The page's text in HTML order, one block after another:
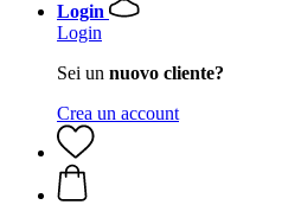
Login
Login
Sei un nuovo cliente?
Crea un account